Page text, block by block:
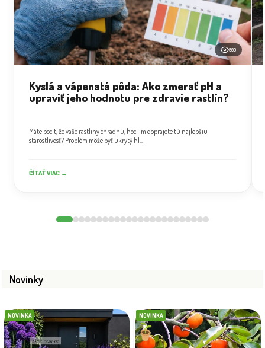
500
Kyslá a vápenatá pôda: Ako zmerať pH a
upraviť jeho hodnotu pre zdravie rastlín?
Máte pocit, že vaše rastliny chradnú, hoci im doprajete tú najlepšiu
starostlivosť? Problém môže byť ukrytý hl...
ČÍTAŤ VIAC →
Novinky
NOVINKA NOVINKA